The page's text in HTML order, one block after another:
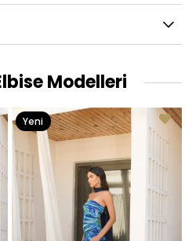
Modelleri
Yeni
Ürün